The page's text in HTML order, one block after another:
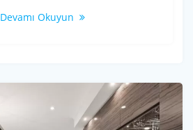
Devamı Okuyun